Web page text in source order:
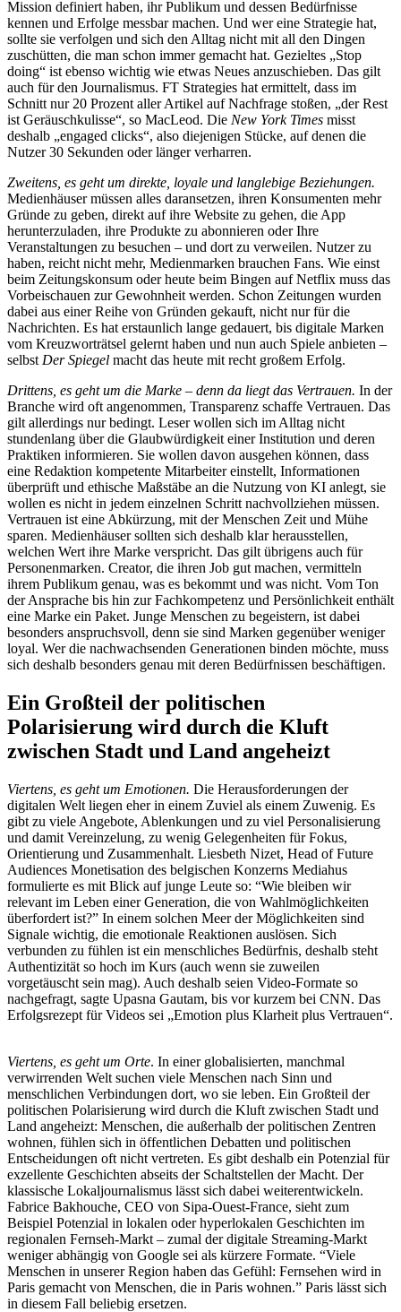
Mission definiert haben, ihr Publikum und dessen Bedürfnisse
kennen und Erfolge messbar machen. Und wer eine Strategie hat,
sollte sie verfolgen und sich den Alltag nicht mit all den Dingen
zuschütten, die man schon immer gemacht hat. Gezieltes „Stop
doing“ ist ebenso wichtig wie etwas Neues anzuschieben. Das gilt
auch für den Journalismus. FT Strategies hat ermittelt, dass im
Schnitt nur 20 Prozent aller Artikel auf Nachfrage stoßen, „der Rest
ist Geräuschkulisse“, so MacLeod. Die New York Times misst
deshalb „engaged clicks“, also diejenigen Stücke, auf denen die
Nutzer 30 Sekunden oder länger verharren.
Zweitens, es geht um direkte, loyale und langlebige Beziehungen.
Medienhäuser müssen alles daransetzen, ihren Konsumenten mehr
Gründe zu geben, direkt auf ihre Website zu gehen, die App
herunterzuladen, ihre Produkte zu abonnieren oder Ihre
Veranstaltungen zu besuchen – und dort zu verweilen. Nutzer zu
haben, reicht nicht mehr, Medienmarken brauchen Fans. Wie einst
beim Zeitungskonsum oder heute beim Bingen auf Netflix muss das
Vorbeischauen zur Gewohnheit werden. Schon Zeitungen wurden
dabei aus einer Reihe von Gründen gekauft, nicht nur für die
Nachrichten. Es hat erstaunlich lange gedauert, bis digitale Marken
vom Kreuzworträtsel gelernt haben und nun auch Spiele anbieten –
selbst Der Spiegel macht das heute mit recht großem Erfolg.
Drittens, es geht um die Marke – denn da liegt das Vertrauen. In der
Branche wird oft angenommen, Transparenz schaffe Vertrauen. Das
gilt allerdings nur bedingt. Leser wollen sich im Alltag nicht
stundenlang über die Glaubwürdigkeit einer Institution und deren
Praktiken informieren. Sie wollen davon ausgehen können, dass
eine Redaktion kompetente Mitarbeiter einstellt, Informationen
überprüft und ethische Maßstäbe an die Nutzung von KI anlegt, sie
wollen es nicht in jedem einzelnen Schritt nachvollziehen müssen.
Vertrauen ist eine Abkürzung, mit der Menschen Zeit und Mühe
sparen. Medienhäuser sollten sich deshalb klar herausstellen,
welchen Wert ihre Marke verspricht. Das gilt übrigens auch für
Personenmarken. Creator, die ihren Job gut machen, vermitteln
ihrem Publikum genau, was es bekommt und was nicht. Vom Ton
der Ansprache bis hin zur Fachkompetenz und Persönlichkeit enthält
eine Marke ein Paket. Junge Menschen zu begeistern, ist dabei
besonders anspruchsvoll, denn sie sind Marken gegenüber weniger
loyal. Wer die nachwachsenden Generationen binden möchte, muss
sich deshalb besonders genau mit deren Bedürfnissen beschäftigen.
Ein Großteil der politischen
Polarisierung wird durch die Kluft
zwischen Stadt und Land angeheizt
Viertens, es geht um Emotionen. Die Herausforderungen der
digitalen Welt liegen eher in einem Zuviel als einem Zuwenig. Es
gibt zu viele Angebote, Ablenkungen und zu viel Personalisierung
und damit Vereinzelung, zu wenig Gelegenheiten für Fokus,
Orientierung und Zusammenhalt. Liesbeth Nizet, Head of Future
Audiences Monetisation des belgischen Konzerns Mediahus
formulierte es mit Blick auf junge Leute so: “Wie bleiben wir
relevant im Leben einer Generation, die von Wahlmöglichkeiten
überfordert ist?” In einem solchen Meer der Möglichkeiten sind
Signale wichtig, die emotionale Reaktionen auslösen. Sich
verbunden zu fühlen ist ein menschliches Bedürfnis, deshalb steht
Authentizität so hoch im Kurs (auch wenn sie zuweilen
vorgetäuscht sein mag). Auch deshalb seien Video-Formate so
nachgefragt, sagte Upasna Gautam, bis vor kurzem bei CNN. Das
Erfolgsrezept für Videos sei „Emotion plus Klarheit plus Vertrauen“.
Viertens, es geht um Orte. In einer globalisierten, manchmal
verwirrenden Welt suchen viele Menschen nach Sinn und
menschlichen Verbindungen dort, wo sie leben. Ein Großteil der
politischen Polarisierung wird durch die Kluft zwischen Stadt und
Land angeheizt: Menschen, die außerhalb der politischen Zentren
wohnen, fühlen sich in öffentlichen Debatten und politischen
Entscheidungen oft nicht vertreten. Es gibt deshalb ein Potenzial für
exzellente Geschichten abseits der Schaltstellen der Macht. Der
klassische Lokaljournalismus lässt sich dabei weiterentwickeln.
Fabrice Bakhouche, CEO von Sipa-Ouest-France, sieht zum
Beispiel Potenzial in lokalen oder hyperlokalen Geschichten im
regionalen Fernseh-Markt – zumal der digitale Streaming-Markt
weniger abhängig von Google sei als kürzere Formate. “Viele
Menschen in unserer Region haben das Gefühl: Fernsehen wird in
Paris gemacht von Menschen, die in Paris wohnen.” Paris lässt sich
in diesem Fall beliebig ersetzen.